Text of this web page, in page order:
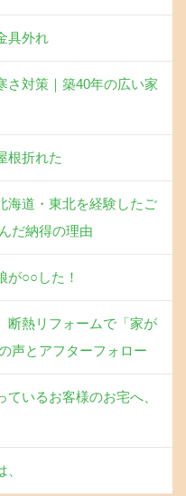
具外れ
さ対策｜築40年の広い家
根折れた
海道・東北を経験したご
だ納得の理由
が○○した！
断熱リフォームで「家が
声とアフターフォロー
ているお客様のお宅へ、